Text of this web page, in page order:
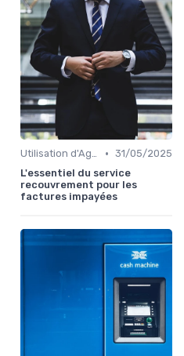
Utilisation d'Agences de Recouvrement • 31/05/2025
L'essentiel du service
recouvrement pour les
factures impayées